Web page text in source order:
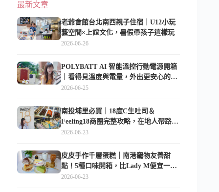
最新文章
老爺會館台北南西親子住宿｜U12小玩
藝空間×上誼文化，暑假帶孩子這樣玩
2026-06-26
POLYBATT AI 智能溫控行動電源開箱
｜看得見溫度與電量，外出更安心的
10000mAh 行動電源
2026-06-25
南投埔里必買｜18度C生吐司＆
Feeling18商圈完整攻略，在地人帶路這
樣逛
2026-06-23
皮皮手作千層蛋糕｜南港寵物友善甜
點！5種口味開箱，比Lady M便宜一半
的台北隱藏版
2026-06-23